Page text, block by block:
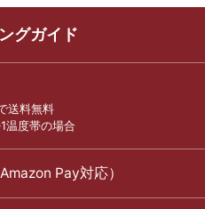
グガイド
送料無料
温度帯の場合
Pay対応）